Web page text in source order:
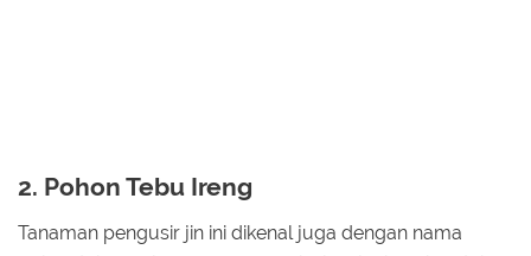
2. Pohon Tebu Ireng
Tanaman pengusir jin ini dikenal juga dengan nama